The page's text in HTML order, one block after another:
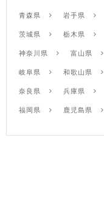
青森県 岩手県
茨城県 栃木県
神奈川県 富山県
岐阜県 和歌山県
奈良県 兵庫県
福岡県 鹿児島県